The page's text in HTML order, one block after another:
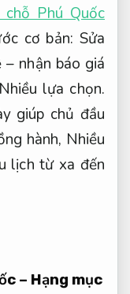
Phú Quốc
cơ bản: Sửa
– nhận báo giá
Nhiều lựa chọn.
giúp chủ đầu
hành, Nhiều
lịch từ xa đến
– Hạng mục